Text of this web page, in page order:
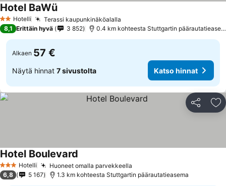
2 Tähtiluokitus
Hotelli Terassi kaupunkinäköalalla
Hotel BaWü
8,1 Erittäin hyvä 3 852 0.4 km kohteesta Stuttgartin päärautatieasema
Alkaen 57 €
Näytä hinnat 7 sivustolta Katso hinnat
Jaa
3 Tähtiluokitus
Hotelli Huoneet omalla parvekkeella
Hotel Boulevard
6,8 5 167 1.3 km kohteesta Stuttgartin päärautatieasema